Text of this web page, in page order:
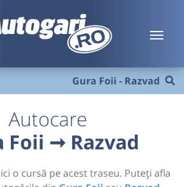
Gura Foii - Razvad
Autocare
Foii ➞ Razvad
o cursă pe acest traseu. Puteți afla